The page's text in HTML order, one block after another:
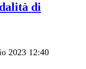
di
2023 12:40